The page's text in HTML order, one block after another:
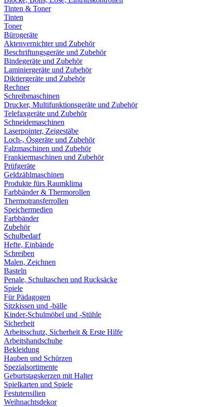
Tinten & Toner
Tinten
Toner
Bürogeräte
Aktenvernichter und Zubehör
Beschriftungsgeräte und Zubehör
Bindegeräte und Zubehör
Laminiergeräte und Zubehör
Diktiergeräte und Zubehör
Rechner
Schreibmaschinen
Drucker, Multifunktionsgeräte und Zubehör
Telefaxgeräte und Zubehör
Schneidemaschinen
Laserpointer, Zeigestäbe
Loch-, Ösgeräte und Zubehör
Falzmaschinen und Zubehör
Frankiermaschinen und Zubehör
Prüfgeräte
Geldzählmaschinen
Produkte fürs Raumklima
Farbbänder & Thermorollen
Thermotransferrollen
Speichermedien
Farbbänder
Zubehör
Schulbedarf
Hefte, Einbände
Schreiben
Malen, Zeichnen
Basteln
Penale, Schultaschen und Rucksäcke
Spiele
Für Pädagogen
Sitzkissen und -bälle
Kinder-Schulmöbel und -Stühle
Sicherheit
Arbeitsschutz, Sicherheit & Erste Hilfe
Arbeitshandschuhe
Bekleidung
Hauben und Schürzen
Spezialsortimente
Geburtstagskerzen mit Halter
Spielkarten und Spiele
Festutensilien
Weihnachtsdekor